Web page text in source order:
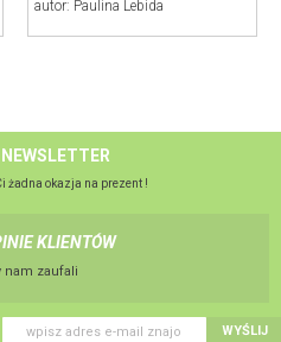
autor: Paulina Lebida
żadna okazja na prezent !
KLIENTÓW
nam zaufali
WYŚLIJ